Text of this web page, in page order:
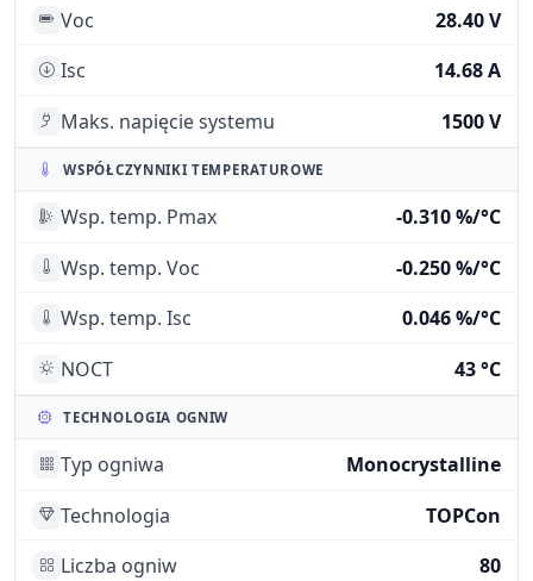
Voc
28.40 V
Isc
14.68 A
Maks. napięcie systemu
1500 V
WSPÓŁCZYNNIKI TEMPERATUROWE
Wsp. temp. Pmax
-0.310 %/°C
Wsp. temp. Voc
-0.250 %/°C
Wsp. temp. Isc
0.046 %/°C
NOCT
43 °C
TECHNOLOGIA OGNIW
Typ ogniwa
Monocrystalline
Technologia
TOPCon
Liczba ogniw
80